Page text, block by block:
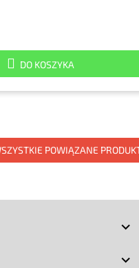
DO KOSZYKA
POWIĄZANE